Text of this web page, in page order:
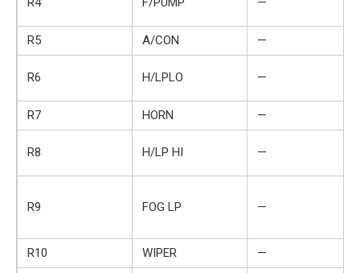
R5 A/CON —
R6 H/LPLO —
R7 HORN —
R8 H/LP HI —
R9 FOG LP —
R10 WIPER
—